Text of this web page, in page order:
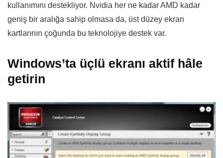
kullanımını destekliyor. Nvidia her ne kadar AMD kadar
geniş bir aralığa sahip olmasa da, üst düzey ekran
kartlarının çoğunda bu teknolojiye destek var.
Windows’ta üçlü ekranı aktif hâle
getirin